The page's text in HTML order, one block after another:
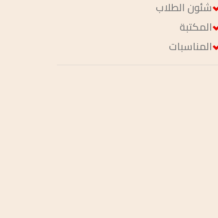
شئون الطلاب
المكتبة
المناسبات